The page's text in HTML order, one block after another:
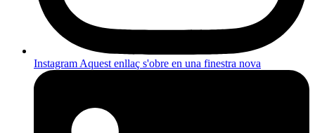
Instagram Aquest enllaç s'obre en una finestra nova